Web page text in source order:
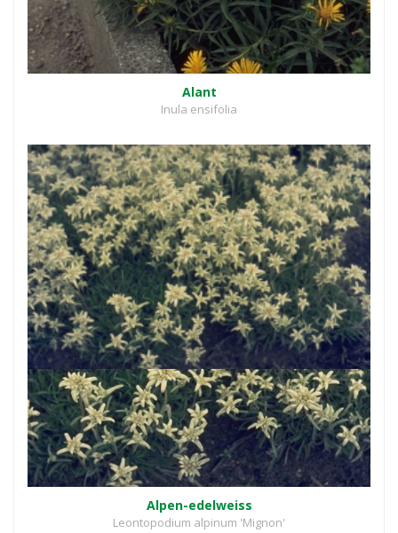
Alant
Inula ensifolia
Alpen-edelweiss
Leontopodium alpinum 'Mignon'